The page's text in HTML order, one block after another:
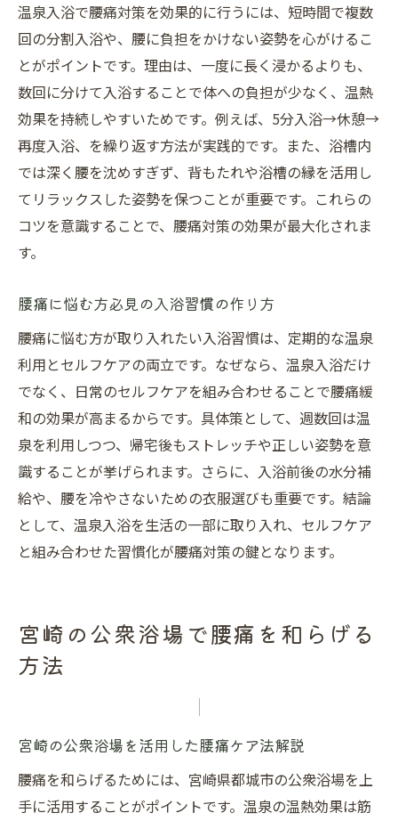
温泉入浴で腰痛対策を効果的に行うには、短時間で複数
回の分割入浴や、腰に負担をかけない姿勢を心がけるこ
とがポイントです。理由は、一度に長く浸かるよりも、
数回に分けて入浴することで体への負担が少なく、温熱
効果を持続しやすいためです。例えば、5分入浴→休憩→
再度入浴、を繰り返す方法が実践的です。また、浴槽内
では深く腰を沈めすぎず、背もたれや浴槽の縁を活用し
てリラックスした姿勢を保つことが重要です。これらの
コツを意識することで、腰痛対策の効果が最大化されま
す。
腰痛に悩む方必見の入浴習慣の作り方
腰痛に悩む方が取り入れたい入浴習慣は、定期的な温泉
利用とセルフケアの両立です。なぜなら、温泉入浴だけ
でなく、日常のセルフケアを組み合わせることで腰痛緩
和の効果が高まるからです。具体策として、週数回は温
泉を利用しつつ、帰宅後もストレッチや正しい姿勢を意
識することが挙げられます。さらに、入浴前後の水分補
給や、腰を冷やさないための衣服選びも重要です。結論
として、温泉入浴を生活の一部に取り入れ、セルフケア
と組み合わせた習慣化が腰痛対策の鍵となります。
宮崎の公衆浴場で腰痛を和らげる
方法
宮崎の公衆浴場を活用した腰痛ケア法解説
腰痛を和らげるためには、宮崎県都城市の公衆浴場を上
手に活用することがポイントです。温泉の温熱効果は筋